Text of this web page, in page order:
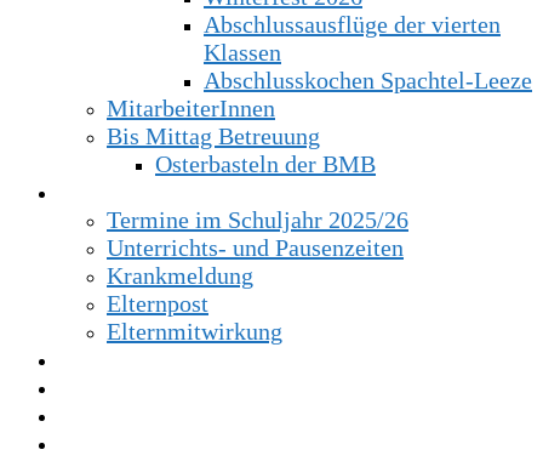
Abschlussausflüge der vierten
Klassen
Abschlusskochen Spachtel-Leeze
MitarbeiterInnen
Bis Mittag Betreuung
Osterbasteln der BMB
Termine im Schuljahr 2025/26
Unterrichts- und Pausenzeiten
Krankmeldung
Elternpost
Elternmitwirkung